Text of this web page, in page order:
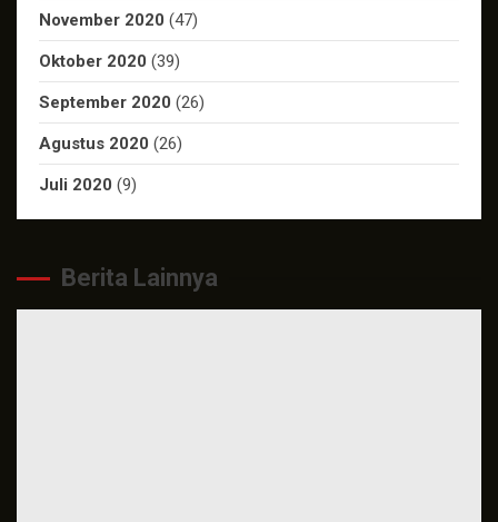
November 2020 (47)
Oktober 2020 (39)
September 2020 (26)
Agustus 2020 (26)
Juli 2020 (9)
Berita Lainnya